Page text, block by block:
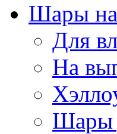
Шары на
Для
На
Шары